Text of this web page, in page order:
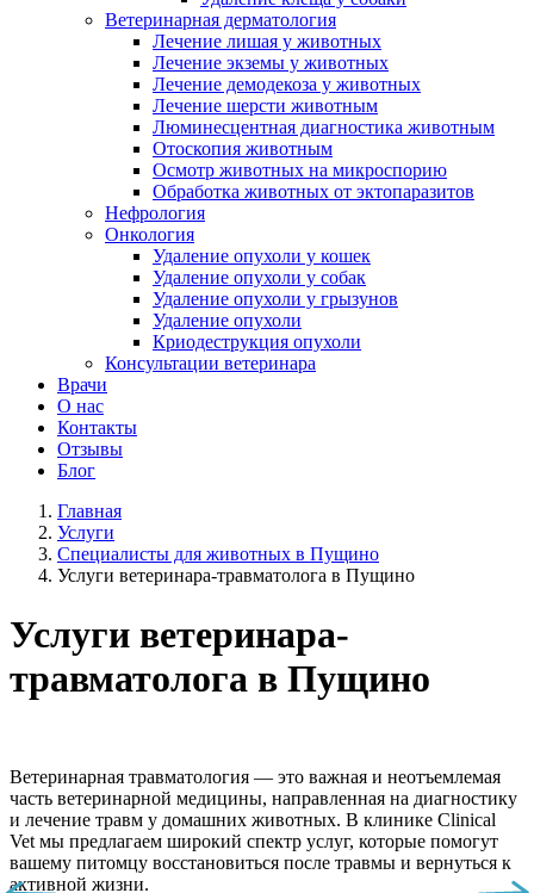
Ветеринарная дерматология
Лечение лишая у животных
Лечение экземы у животных
Лечение демодекоза у животных
Лечение шерсти животным
Люминесцентная диагностика животным
Отоскопия животным
Осмотр животных на микроспорию
Обработка животных от эктопаразитов
Нефрология
Онкология
Удаление опухоли у кошек
Удаление опухоли у собак
Удаление опухоли у грызунов
Удаление опухоли
Криодеструкция опухоли
Консультации ветеринара
Врачи
О нас
Контакты
Отзывы
Блог
Главная
Услуги
Специалисты для животных в Пущино
Услуги ветеринара-травматолога в Пущино
Услуги ветеринара-
травматолога в Пущино
Ветеринарная травматология — это важная и неотъемлемая
часть ветеринарной медицины, направленная на диагностику
и лечение травм у домашних животных. В клинике Clinical
Vet мы предлагаем широкий спектр услуг, которые помогут
вашему питомцу восстановиться после травмы и вернуться к
активной жизни.